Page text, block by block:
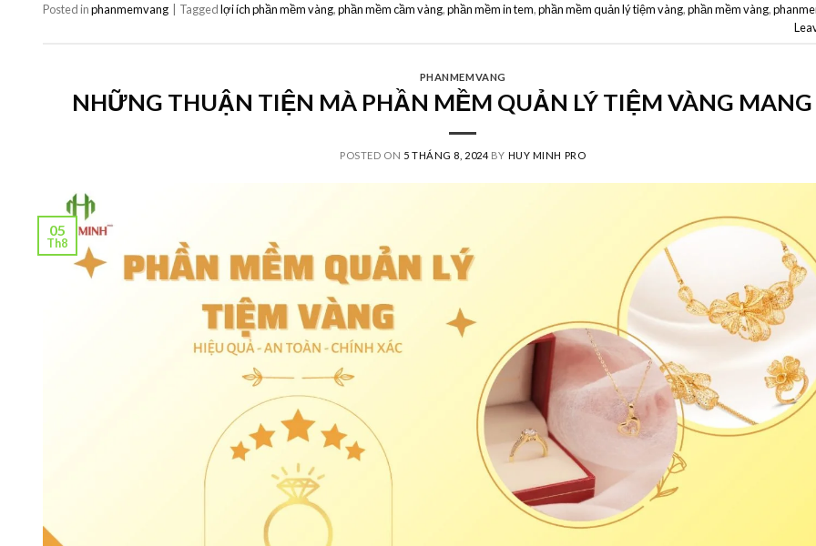
Posted inphanmemvang Taggedlợi ích phần mềm vàng,phần mềm cầm vàng,phần mềm in tem,phần mềm quản lý tiệm vàng,phần mềm vàng,
PHANMEMVANG
NHỮNG THUẬN TIỆN MÀ PHẦN MỀM QUẢN LÝ TIỆM VÀNG
POSTED ON 5 THÁNG 8, 2024BY HUY MINH PRO
05
Th8